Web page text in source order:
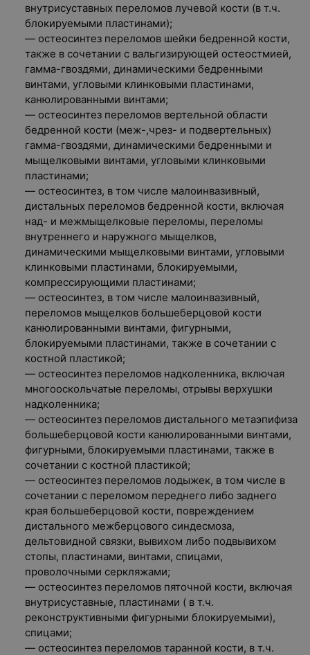
внутрисуставных переломов лучевой кости (в т.ч.
блокируемыми пластинами);
— остеосинтез переломов шейки бедренной кости,
также в сочетании с вальгизирующей остеостмией,
гамма-гвоздями, динамическими бедренными
винтами, угловыми клинковыми пластинами,
канюлированными винтами;
— остеосинтез переломов вертельной области
бедренной кости (меж-,чрез- и подвертельных)
гамма-гвоздями, динамическими бедренными и
мыщелковыми винтами, угловыми клинковыми
пластинами;
— остеосинтез, в том числе малоинвазивный,
дистальных переломов бедренной кости, включая
над- и межмыщелковые переломы, переломы
внутреннего и наружного мыщелков,
динамическими мыщелковыми винтами, угловыми
клинковыми пластинами, блокируемыми,
компрессирующими пластинами;
— остеосинтез, в том числе малоинвазивный,
переломов мыщелков большеберцовой кости
канюлированными винтами, фигурными,
блокируемыми пластинами, также в сочетании с
костной пластикой;
— остеосинтез переломов надколенника, включая
многооскольчатые переломы, отрывы верхушки
надколенника;
— остеосинтез переломов дистального метаэпифиза
большеберцовой кости канюлированными винтами,
фигурными, блокируемыми пластинами, также в
сочетании с костной пластикой;
— остеосинтез переломов лодыжек, в том числе в
сочетании с переломом переднего либо заднего
края большеберцовой кости, повреждением
дистального межберцового синдесмоза,
дельтовидной связки, вывихом либо подвывихом
стопы, пластинами, винтами, спицами,
проволочными серкляжами;
— остеосинтез переломов пяточной кости, включая
внутрисуставные, пластинами ( в т.ч.
реконструктивными фигурными блокируемыми),
спицами;
— остеосинтез переломов таранной кости, в т.ч.